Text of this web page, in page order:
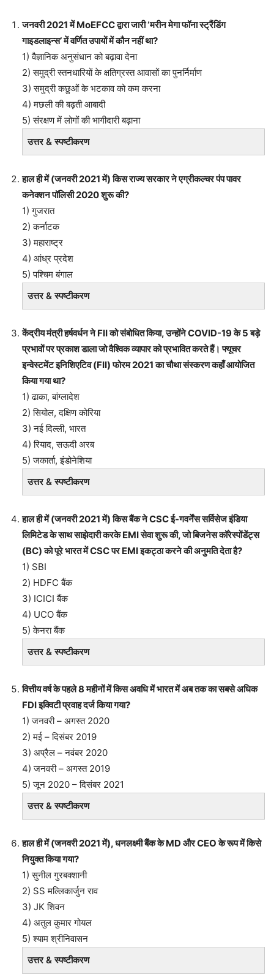
जनवरी 2021 में MoEFCC द्वारा जारी ‘मरीन मेगा फॉना स्ट्रैंडिंग
गाइडलाइन्स’ में वर्णित उपायों में कौन नहीं था?
1) वैज्ञानिक अनुसंधान को बढ़ावा देना
2) समुद्री स्तनधारियों के क्षतिग्रस्त आवासों का पुनर्निर्माण
3) समुद्री कछुओं के भटकाव को कम करना
4) मछली की बढ़ती आबादी
5) संरक्षण में लोगों की भागीदारी बढ़ाना
उत्तर & स्पष्टीकरण
हाल ही में (जनवरी 2021 में) किस राज्य सरकार ने एग्रीकल्चर पंप पावर
कनेक्शन पॉलिसी 2020 शुरू की?
1) गुजरात
2) कर्नाटक
3) महाराष्ट्र
4) आंध्र प्रदेश
5) पश्चिम बंगाल
उत्तर & स्पष्टीकरण
केंद्रीय मंत्री हर्षवर्धन ने FII को संबोधित किया, उन्होंने COVID-19 के 5 बड़े
प्रभावों पर प्रकाश डाला जो वैश्विक व्यापार को प्रभावित करते हैं। फ्यूचर
इन्वेस्टमेंट इनिशिएटिव (FII) फोरम 2021 का चौथा संस्करण कहाँ आयोजित
किया गया था?
1) ढाका, बांग्लादेश
2) सियोल, दक्षिण कोरिया
3) नई दिल्ली, भारत
4) रियाद, सऊदी अरब
5) जकार्ता, इंडोनेशिया
उत्तर & स्पष्टीकरण
हाल ही में (जनवरी 2021 में) किस बैंक ने CSC ई-गवर्नेंस सर्विसेज इंडिया
लिमिटेड के साथ साझेदारी करके EMI सेवा शुरू की, जो बिजनेस कॉरेस्पोंडेंट्स
(BC) को पूरे भारत में CSC पर EMI इकट्ठा करने की अनुमति देता है?
1) SBI
2) HDFC बैंक
3) ICICI बैंक
4) UCO बैंक
5) केनरा बैंक
उत्तर & स्पष्टीकरण
वित्तीय वर्ष के पहले 8 महीनों में किस अवधि में भारत में अब तक का सबसे अधिक
FDI इक्विटी प्रवाह दर्ज किया गया?
1) जनवरी – अगस्त 2020
2) मई – दिसंबर 2019
3) अप्रैल – नवंबर 2020
4) जनवरी – अगस्त 2019
5) जून 2020 – दिसंबर 2021
उत्तर & स्पष्टीकरण
हाल ही में (जनवरी 2021 में), धनलक्ष्मी बैंक के MD और CEO के रूप में किसे
नियुक्त किया गया?
1) सुनील गुरबक्शानी
2) SS मल्लिकार्जुन राव
3) JK शिवन
4) अतुल कुमार गोयल
5) श्याम श्रीनिवासन
उत्तर & स्पष्टीकरण